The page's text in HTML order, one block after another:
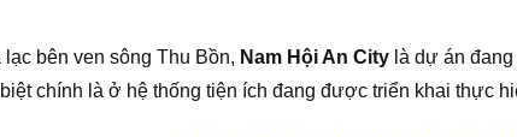
bên ven sông Thu Bồn, Nam Hội An City là dự án
chính là ở hệ thống tiện ích đang được triển khai thực